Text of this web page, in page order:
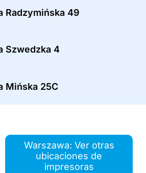
Radzymińska 49
Szwedzka 4
Mińska 25C
Warszawa: Ver otras
ubicaciones de
impresoras